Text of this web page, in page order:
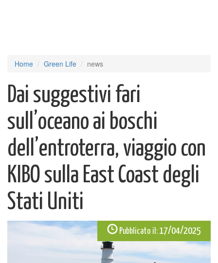
Home Green Life news
Dai suggestivi fari
sull’oceano ai boschi
dell’entroterra, viaggio con
KIBO sulla East Coast degli
Stati Uniti
Pubblicato il:17/04/2025